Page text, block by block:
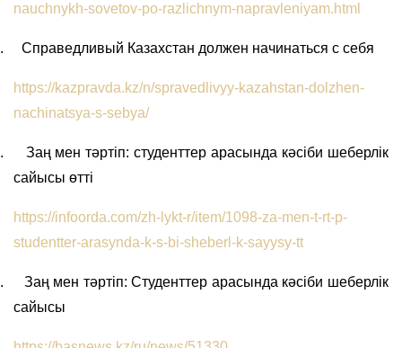
nauchnykh-sovetov-po-razlichnym-napravleniyam.html
Справедливый Казахстан должен начинаться с себя
https://kazpravda.kz/n/spravedlivyy-kazahstan-dolzhen-
nachinatsya-s-sebya/
Заң мен тәртіп: студенттер арасында кәсіби шеберлік
сайысы өтті
https://infoorda.com/zh-lykt-r/item/1098-za-men-t-rt-p-
studentter-arasynda-k-s-bi-sheberl-k-sayysy-tt
Заң мен тәртіп: Студенттер арасында кәсіби шеберлік
сайысы